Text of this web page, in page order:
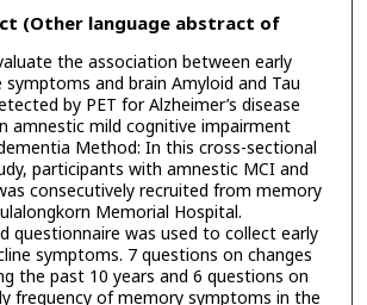
(Other language abstract of
the association between early
and brain Amyloid and Tau
by PET for Alzheimer’s disease
amnestic mild cognitive impairment
Method: In this cross-sectional
participants with amnestic MCI and
consecutively recruited from memory
Memorial Hospital.
questionnaire was used to collect early
symptoms. 7 questions on changes
the past 10 years and 6 questions on
frequency of memory symptoms in the